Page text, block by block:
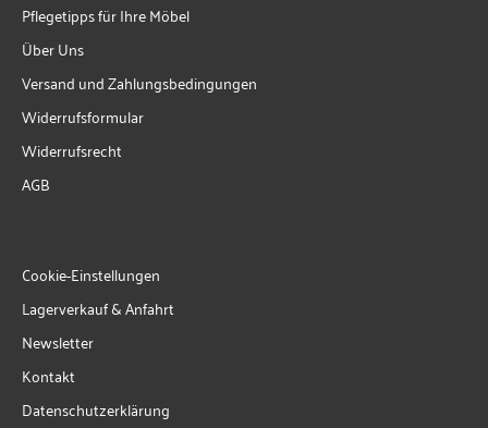
Pflegetipps für Ihre Möbel
Über Uns
Versand und Zahlungsbedingungen
Widerrufsformular
Widerrufsrecht
AGB
Cookie-Einstellungen
Lagerverkauf & Anfahrt
Newsletter
Kontakt
Datenschutzerklärung